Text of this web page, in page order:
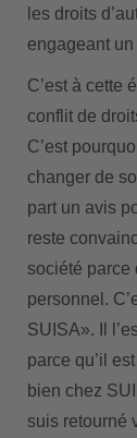
les droits
engageant
C’est à cette
conflit de
C’est
changer de
part un avis
reste
société parce
personnel.
SUISA». Il
parce qu’il
bien chez
suis retourné